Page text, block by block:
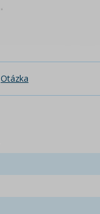
Otázka